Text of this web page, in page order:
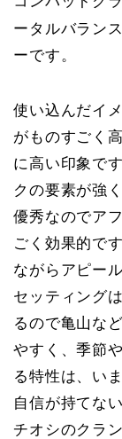
ータルバラン
ーです。
使い込んだイ
がものすごく
に高い印象で
クの要素が強
優秀なのでア
ごく効果的で
ながらアピー
セッティング
るので亀山な
やすく、季節
る特性は、い
自信が持てな
チオシのクラ